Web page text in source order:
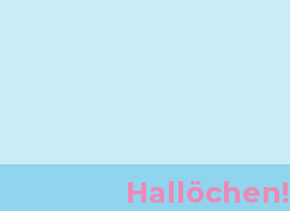
Hallöchen!